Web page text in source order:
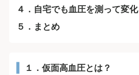
４．自宅でも血圧を測って変
５．まとめ
１．仮面高血圧とは？